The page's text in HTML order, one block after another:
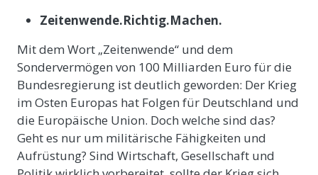
Zeitenwende.Richtig.Machen.
Mit dem Wort „Zeitenwende“ und dem
Sondervermögen von 100 Milliarden Euro für die
Bundesregierung ist deutlich geworden: Der Krieg
im Osten Europas hat Folgen für Deutschland und
die Europäische Union. Doch welche sind das?
Geht es nur um militärische Fähigkeiten und
Aufrüstung? Sind Wirtschaft, Gesellschaft und